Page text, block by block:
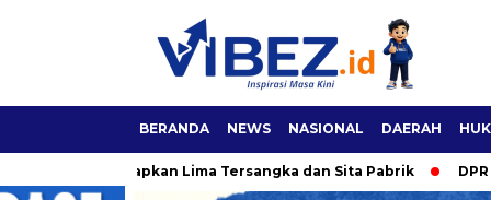
BERANDA NEWS NASIONAL DAERAH
Tetapkan Lima Tersangka dan Sita Pabrik DPR Dorong